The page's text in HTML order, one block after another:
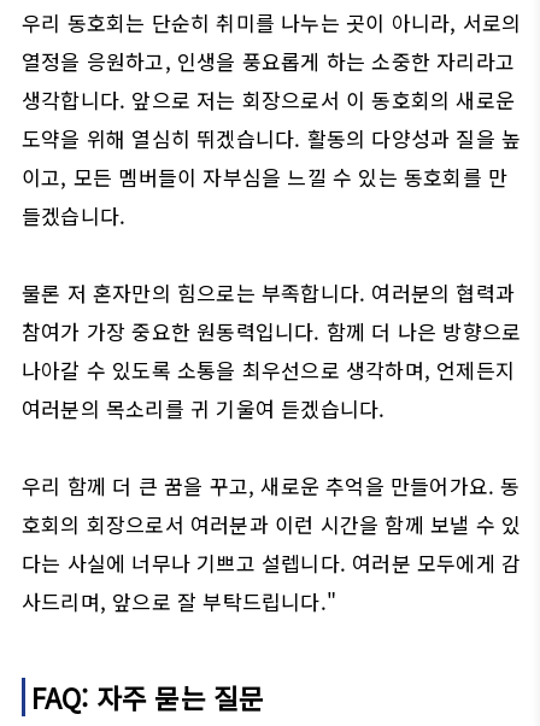
우리 동호회는 단순히 취미를 나누는 곳이 아니라, 서로의
열정을 응원하고, 인생을 풍요롭게 하는 소중한 자리라고
생각합니다. 앞으로 저는 회장으로서 이 동호회의 새로운
도약을 위해 열심히 뛰겠습니다. 활동의 다양성과 질을 높
이고, 모든 멤버들이 자부심을 느낄 수 있는 동호회를 만
들겠습니다.
물론 저 혼자만의 힘으로는 부족합니다. 여러분의 협력과
참여가 가장 중요한 원동력입니다. 함께 더 나은 방향으로
나아갈 수 있도록 소통을 최우선으로 생각하며, 언제든지
여러분의 목소리를 귀 기울여 듣겠습니다.
우리 함께 더 큰 꿈을 꾸고, 새로운 추억을 만들어가요. 동
호회의 회장으로서 여러분과 이런 시간을 함께 보낼 수 있
다는 사실에 너무나 기쁘고 설렙니다. 여러분 모두에게 감
사드리며, 앞으로 잘 부탁드립니다."
FAQ: 자주 묻는 질문